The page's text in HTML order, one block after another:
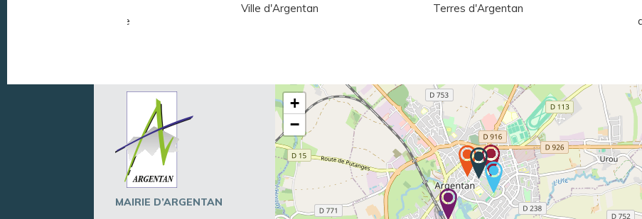
Léger - André Mare
Ville d'Argentan Terres d'Argentan
MAIRIE D’ARGENTAN
+
−